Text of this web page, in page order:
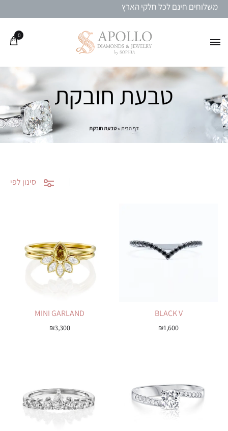
משלוחים חינם לכל חלקי הארץ
0
טבעת חובקת
דף הבית »טבעת חובקת
סינון לפי
BLACK V
₪1,600
MINI GARLAND
₪3,300